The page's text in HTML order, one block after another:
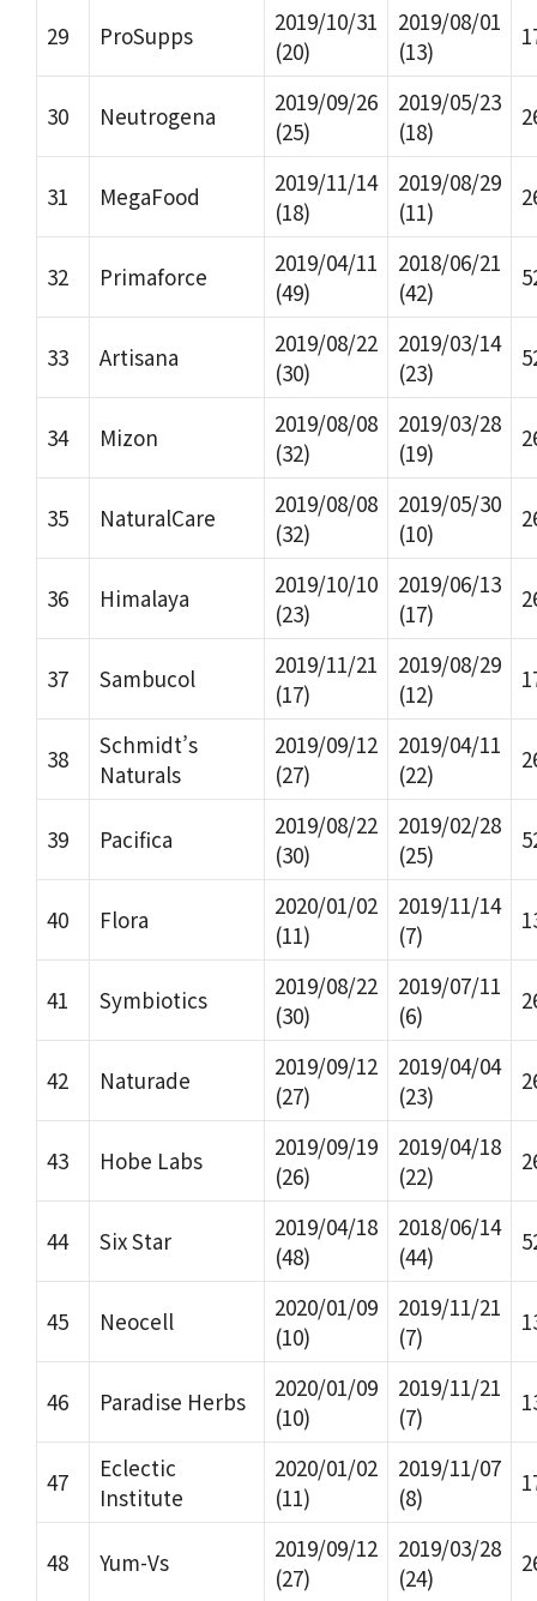
29 ProSupps
2019/10/31
(20)
2019/08/01
(13)
30 Neutrogena
2019/09/26
(25)
2019/05/23
(18)
31 MegaFood
2019/11/14
(18)
2019/08/29
(11)
32 Primaforce
2019/04/11
(49)
2018/06/21
(42)
33 Artisana
2019/08/22
(30)
2019/03/14
(23)
34 Mizon
2019/08/08
(32)
2019/03/28
(19)
35 NaturalCare
2019/08/08
(32)
2019/05/30
(10)
36 Himalaya
2019/10/10
(23)
2019/06/13
(17)
37 Sambucol
2019/11/21
(17)
2019/08/29
(12)
38
Schmidt’s
Naturals
2019/09/12
(27)
2019/04/11
(22)
39 Pacifica
2019/08/22
(30)
2019/02/28
(25)
40 Flora
2020/01/02
(11)
2019/11/14
(7)
41 Symbiotics
2019/08/22
(30)
2019/07/11
(6)
42 Naturade
2019/09/12
(27)
2019/04/04
(23)
43 Hobe Labs
2019/09/19
(26)
2019/04/18
(22)
44 Six Star
2019/04/18
(48)
2018/06/14
(44)
45 Neocell
2020/01/09
(10)
2019/11/21
(7)
46 Paradise Herbs
2020/01/09
(10)
2019/11/21
(7)
47
Eclectic
Institute
2020/01/02
(11)
2019/11/07
(8)
48 Yum-Vs
2019/09/12
(27)
2019/03/28
(24)